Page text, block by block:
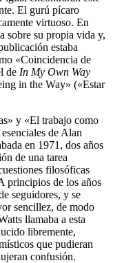
El gurú pícaro
virtuoso. En
sobre su propia vida y,
estaba
«Coincidencia de
de In My Own Way
in the Way» («Estar
y «El trabajo como
de Alan
en 1971, dos años
de una tarea
filosóficas
principios de los años
seguidores, y se
sencillez, de modo
llamaba a esta
libremente,
que pudieran
confusión.